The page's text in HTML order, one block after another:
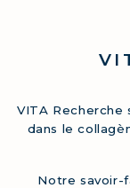
VITA Recherche
dans le
Notre savoir-